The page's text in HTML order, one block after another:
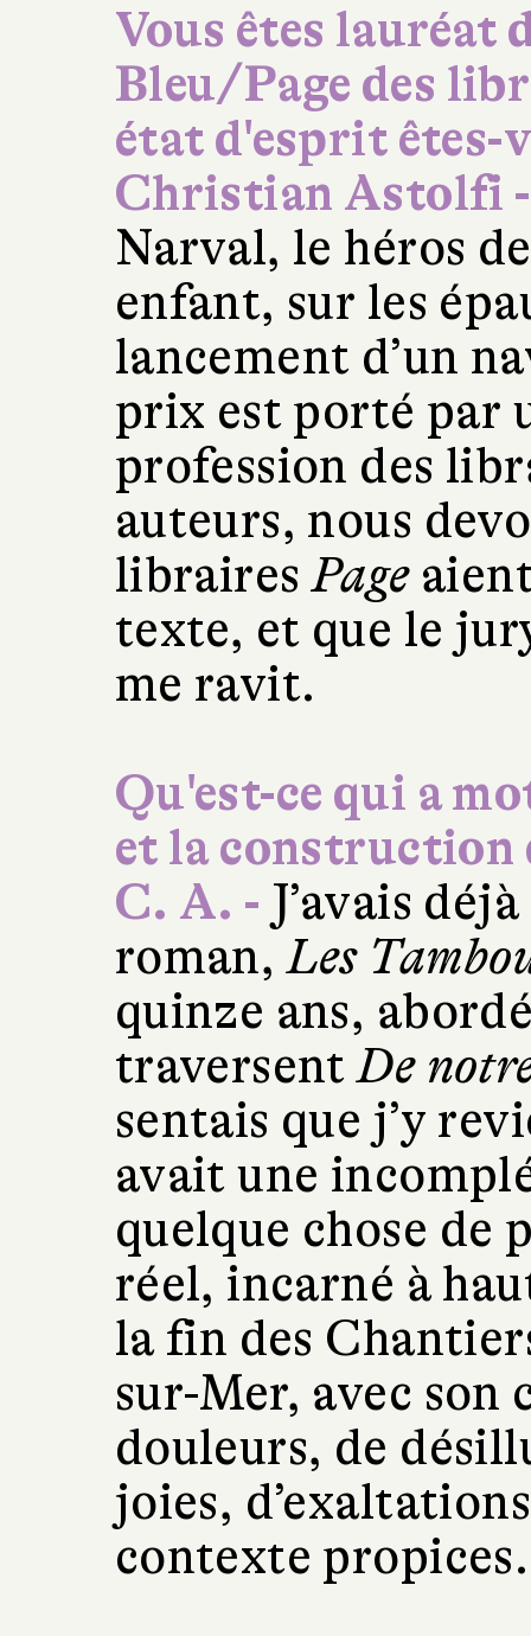
Vous êtes lauréat
Bleu/Page des
état d'esprit êtes-
Christian Astolfi -
Narval, le héros
enfant, sur les
lancement d’un
prix est porté par
profession des
auteurs, nous
librairesPage
texte, et que le
me ravit.
Qu'est-ce qui a
et la construction
C. A. - J’avais
roman,Les
quinze ans,
traversentDe
sentais que j’y
avait une
quelque chose de
réel, incarné à
la fin des
sur-Mer, avec son
douleurs, de
joies,
contexte propices.